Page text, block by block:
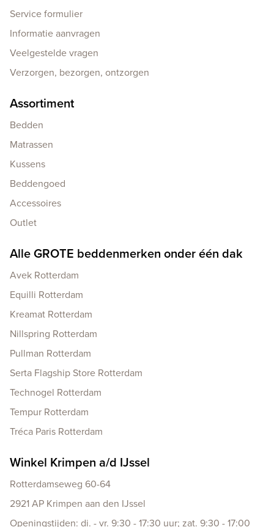
Service formulier
Informatie aanvragen
Veelgestelde vragen
Verzorgen, bezorgen, ontzorgen
Assortiment
Bedden
Matrassen
Kussens
Beddengoed
Accessoires
Outlet
Alle GROTE beddenmerken onder één dak
Avek Rotterdam
Equilli Rotterdam
Kreamat Rotterdam
Nillspring Rotterdam
Pullman Rotterdam
Serta Flagship Store Rotterdam
Technogel Rotterdam
Tempur Rotterdam
Tréca Paris Rotterdam
Winkel Krimpen a/d IJssel
Rotterdamseweg 60-64
2921 AP Krimpen aan den IJssel
Openingstijden: di. - vr. 9:30 - 17:30 uur; zat. 9:30 - 17:00